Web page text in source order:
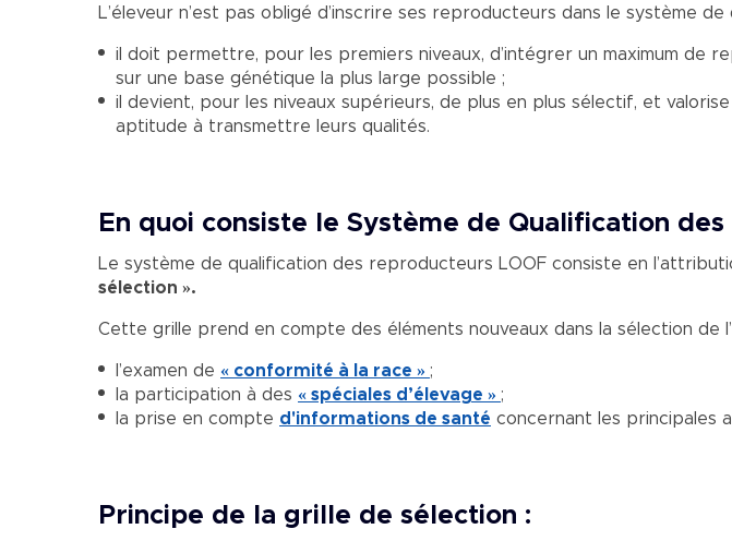
L’éleveur n’est pas obligé d’inscrire ses reproducteurs dans le système de
il doit permettre, pour les premiers niveaux, d’intégrer un maximum
sur une base génétique la plus large possible ;
il devient, pour les niveaux supérieurs, de plus en plus sélectif, et
aptitude à transmettre leurs qualités.
En quoi consiste le Système de Qualification
Le système de qualification des reproducteurs LOOF consiste en
sélection ».
Cette grille prend en compte des éléments nouveaux dans la sélection de
l’examen de « conformité à la race » ;
la participation à des « spéciales d’élevage » ;
la prise en compte d'informations de santé concernant les principales
Principe de la grille de sélection :